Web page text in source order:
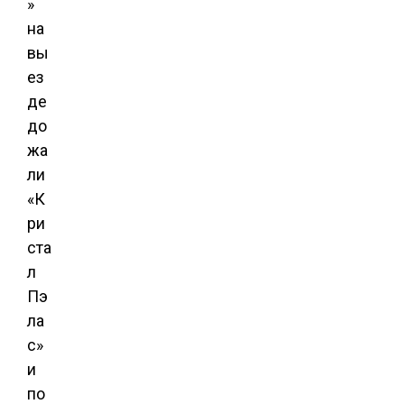
»
на
вы
ез
де
до
жа
ли
«К
ри
ста
л
Пэ
ла
с»
и
по